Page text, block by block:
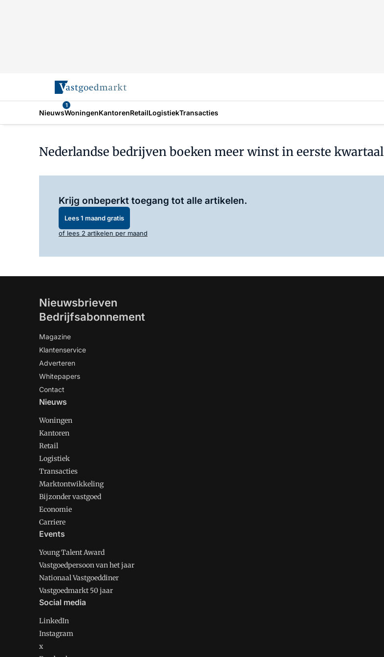
Nieuws
1
WoningenKantorenRetailLogistiekTransacties
Nederlandse bedrijven boeken meer winst in eerste kwartaal
Krijg onbeperkt toegang tot alle artikelen.
Lees 1 maand gratis
of lees 2 artikelen per maand
Nieuwsbrieven
Bedrijfsabonnement
Magazine
Klantenservice
Adverteren
Whitepapers
Contact
Nieuws
Woningen
Kantoren
Retail
Logistiek
Transacties
Marktontwikkeling
Bijzonder vastgoed
Economie
Carriere
Events
Young Talent Award
Vastgoedpersoon van het jaar
Nationaal Vastgoeddiner
Vastgoedmarkt 50 jaar
Social media
LinkedIn
Instagram
x